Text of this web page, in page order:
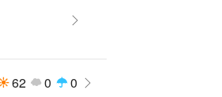
62 0 0